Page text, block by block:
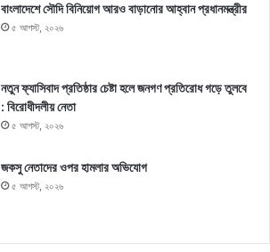
বাংলাদেশে সৌদি বিনিয়োগ আরও বাড়ানোর আহ্বান প্রধানমন্ত্রীর
৫ আগস্ট, ২০২৬
নতুন ফ্যাসিবাদ প্রতিষ্ঠার চেষ্টা হলে জনগণ প্রতিরোধ গড়ে তুলবে
: বিরোধীদলীয় নেতা
৫ আগস্ট, ২০২৬
জকসু নেতাদের ওপর হামলার অভিযোগ
৫ আগস্ট, ২০২৬